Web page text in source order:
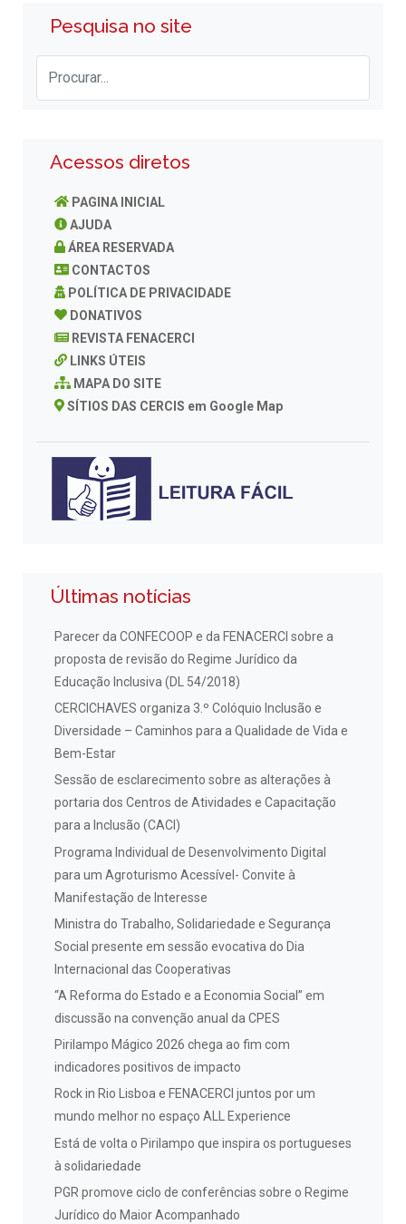
Pesquisa no site
Acessos diretos
PAGINA INICIAL
AJUDA
ÁREA RESERVADA
CONTACTOS
POLÍTICA DE PRIVACIDADE
DONATIVOS
REVISTA FENACERCI
LINKS ÚTEIS
MAPA DO SITE
SÍTIOS DAS CERCIS em Google Map
Últimas notícias
Parecer da CONFECOOP e da FENACERCI sobre a
proposta de revisão do Regime Jurídico da
Educação Inclusiva (DL 54/2018)
CERCICHAVES organiza 3.º Colóquio Inclusão e
Diversidade – Caminhos para a Qualidade de Vida e
Bem-Estar
Sessão de esclarecimento sobre as alterações à
portaria dos Centros de Atividades e Capacitação
para a Inclusão (CACI)
Programa Individual de Desenvolvimento Digital
para um Agroturismo Acessível- Convite à
Manifestação de Interesse
Ministra do Trabalho, Solidariedade e Segurança
Social presente em sessão evocativa do Dia
Internacional das Cooperativas
“A Reforma do Estado e a Economia Social” em
discussão na convenção anual da CPES
Pirilampo Mágico 2026 chega ao fim com
indicadores positivos de impacto
Rock in Rio Lisboa e FENACERCI juntos por um
mundo melhor no espaço ALL Experience
Está de volta o Pirilampo que inspira os portugueses
à solidariedade
PGR promove ciclo de conferências sobre o Regime
Jurídico do Maior Acompanhado